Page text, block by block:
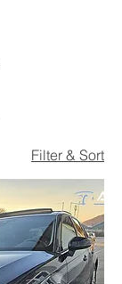
Filter & Sort